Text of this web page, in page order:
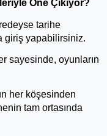
Öne Çıkıyor?
tarihe
giriş yapabilirsiniz.
sayesinde, oyunların
her köşesinden
tam ortasında